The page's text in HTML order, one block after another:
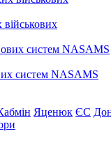
військових
систем NASAMS
Яценюк ЄС